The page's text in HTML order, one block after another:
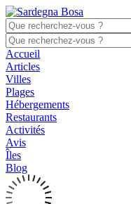
Accueil
Articles
Villes
Plages
Hébergements
Restaurants
Activités
Avis
Îles
Blog